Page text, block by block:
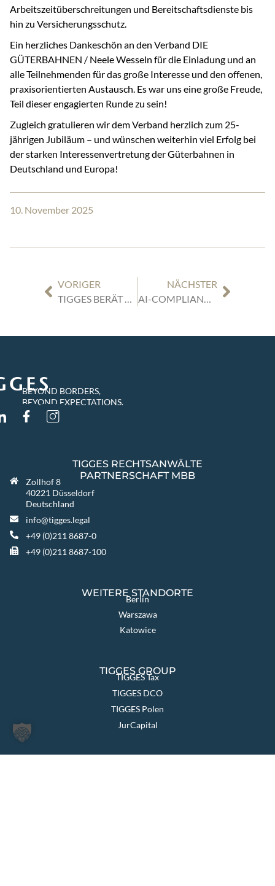
Arbeitszeitüberschreitungen und Bereitschaftsdienste bis
hin zu Versicherungsschutz.
Ein herzliches Dankeschön an den Verband DIE
GÜTERBAHNEN / Neele Wesseln für die Einladung und an
alle Teilnehmenden für das große Interesse und den offenen,
praxisorientierten Austausch. Es war uns eine große Freude,
Teil dieser engagierten Runde zu sein!
Zugleich gratulieren wir dem Verband herzlich zum 25-
jährigen Jubiläum – und wünschen weiterhin viel Erfolg bei
der starken Interessenvertretung der Güterbahnen in
Deutschland und Europa!
10. November 2025
VORIGER
TIGGES BERÄT VGP BEIM ERWERB DES GELÄNDES EINER EHEMALIGEN PAPIERFABRIK IN HAGEN ZUR ENTWICKLUNG EINES GEWERBEPARKS
NÄCHSTER
AI-COMPLIANCE IN MARKETING UND VERTRIEB
BEYOND BORDERS,
BEYOND EXPECTATIONS.
TIGGES RECHTSANWÄLTE
PARTNERSCHAFT MBB
Zollhof 8
40221 Düsseldorf
Deutschland
info@tigges.legal
+49 (0)211 8687-0
+49 (0)211 8687-100
WEITERE STANDORTE
Berlin
Warszawa
Katowice
TIGGES GROUP
TIGGES Tax
TIGGES DCO
TIGGES Polen
JurCapital